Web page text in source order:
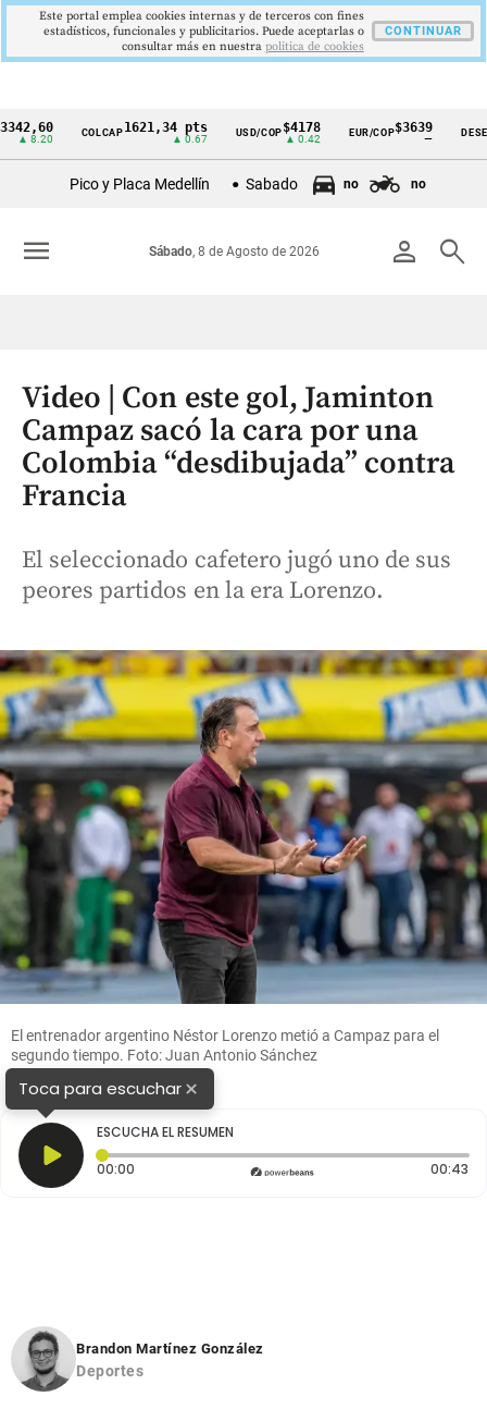
Cintillo
Colombia
COLCAP1621,34 pts USD/COP$4178
▲ 0.42
EUR/COP$3639
—
DESEMPLEO
Pico y Placa Medellín Sabado no no
person search
Sábado, 8 de Agosto de 2026
menu
Video | Con este gol, Jaminton
Campaz sacó la cara por una
Colombia “desdibujada” contra
Francia
El seleccionado cafetero jugó uno de sus
peores partidos en la era Lorenzo.
El entrenador argentino Néstor Lorenzo metió a Campaz para el
segundo tiempo. Foto: Juan Antonio Sánchez
Toca para escuchar×
ESCUCHA EL RESUMEN
00:00 Tiempo transcurrido: 0 segundos 00:43
Brandon Martínez González
Deportes
Este portal emplea cookies internas y de terceros con fines
estadísticos, funcionales y publicitarios. Puede aceptarlas o
consultar más en nuestra politica de cookies
CONTINUAR